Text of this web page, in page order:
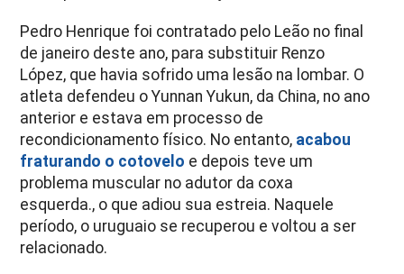
Pedro Henrique foi contratado pelo Leão no final
de janeiro deste ano, para substituir Renzo
López, que havia sofrido uma lesão na lombar. O
atleta defendeu o Yunnan Yukun, da China, no ano
anterior e estava em processo de
recondicionamento físico. No entanto, acabou
fraturando o cotovelo e depois teve um
problema muscular no adutor da coxa
esquerda., o que adiou sua estreia. Naquele
período, o uruguaio se recuperou e voltou a ser
relacionado.